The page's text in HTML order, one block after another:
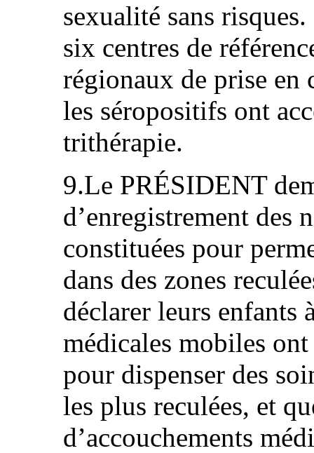
sexualité sans
six centres de
régionaux de prise en
les séropositifs ont
trithérapie.
9.Le PRÉSIDENT
d’enregistrement des
constituées pour
dans des zones
déclarer leurs enfants
médicales mobiles
pour dispenser des
les plus reculées, et
d’accouchements